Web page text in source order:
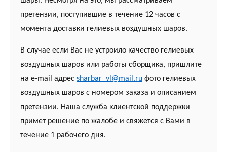
претензии, поступившие в течение 12 часов с
момента доставки гелиевых воздушных шаров.
В случае если Вас не устроило качество гелиевых
воздушных шаров или работы сборщика, пришлите
на e-mail адрес sharbar_vl@mail.ru фото гелиевых
воздушных шаров с номером заказа и описанием
претензии. Наша служба клиентской поддержки
примет решение по жалобе и свяжется с Вами в
течение 1 рабочего дня.